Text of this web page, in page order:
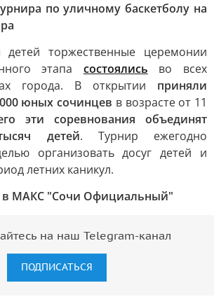
по уличному баскетболу на
торжественные церемонии
этапа состоялись во всех
города. В открытии приняли
юных сочинцев в возрасте от 11
эти соревнования объединят
детей. Турнир ежегодно
организовать досуг детей и
летних каникул.
в МАКС "Сочи Официальный"
на наш Telegram-канал
ПОДПИСАТЬСЯ